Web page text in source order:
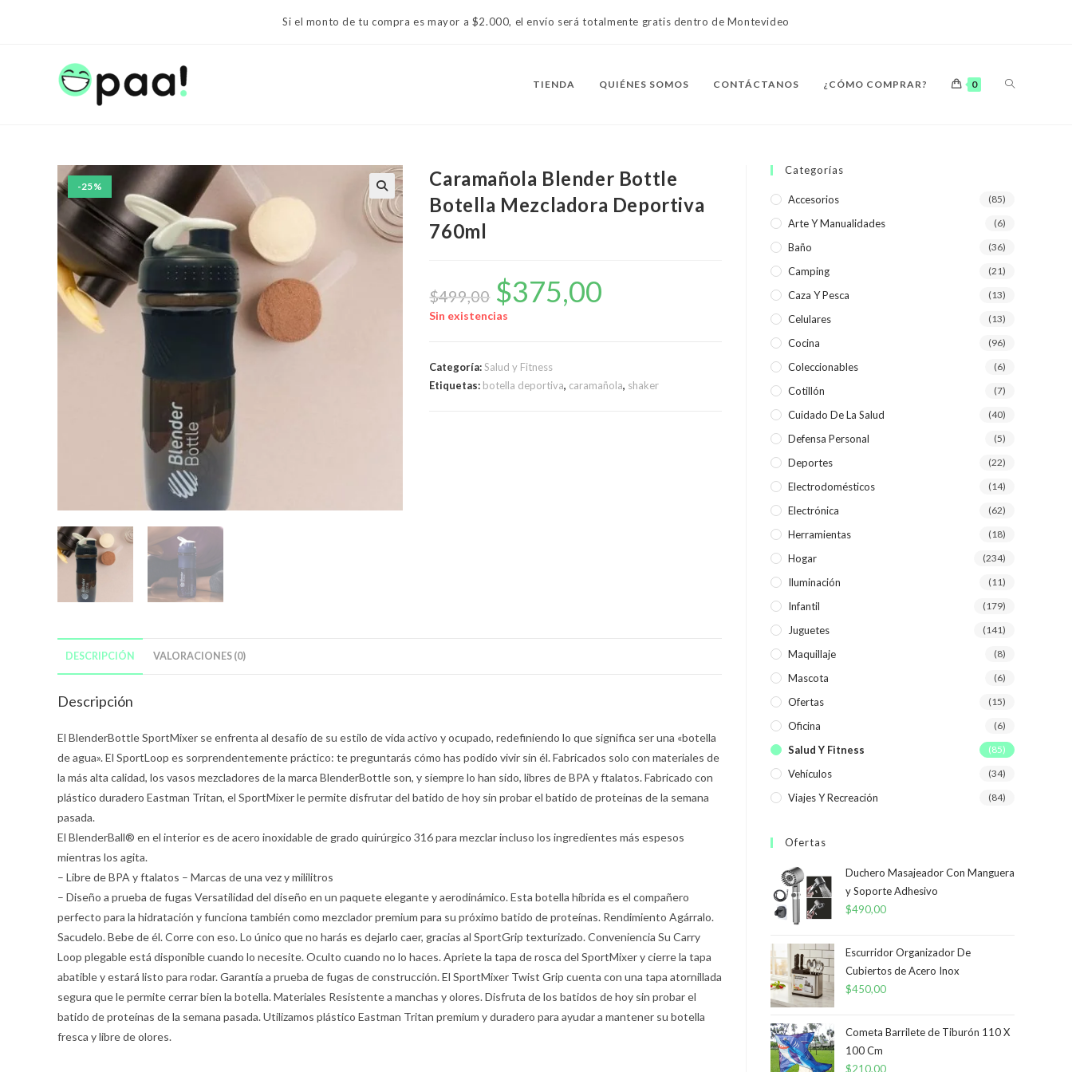
Si el monto de tu compra es mayor a $2.000, el envío será totalmente gratis dentro de Montevideo
TIENDA QUIÉNES SOMOS CONTÁCTANOS ¿CÓMO COMPRAR? 0 ALTERNAR
DE
LA
-25%
Caramañola Blender Bottle
Botella Mezcladora Deportiva
760ml
$499,00
El
precio
original
era:
$375,00
Sin existencias
Categoría:Salud y Fitness
Etiquetas: botella deportiva, caramañola, shaker
DESCRIPCIÓN VALORACIONES (0)
Descripción
El BlenderBottle SportMixer se enfrenta al desafío de su estilo de vida activo y ocupado, redefiniendo lo que significa ser una «botella
de agua». El SportLoop es sorprendentemente práctico: te preguntarás cómo has podido vivir sin él. Fabricados solo con materiales de
la más alta calidad, los vasos mezcladores de la marca BlenderBottle son, y siempre lo han sido, libres de BPA y ftalatos. Fabricado con
plástico duradero Eastman Tritan, el SportMixer le permite disfrutar del batido de hoy sin probar el batido de proteínas de la semana
pasada.
El BlenderBall® en el interior es de acero inoxidable de grado quirúrgico 316 para mezclar incluso los ingredientes más espesos
mientras los agita.
– Libre de BPA y ftalatos – Marcas de una vez y mililitros
– Diseño a prueba de fugas Versatilidad del diseño en un paquete elegante y aerodinámico. Esta botella híbrida es el compañero
perfecto para la hidratación y funciona también como mezclador premium para su próximo batido de proteínas. Rendimiento Agárralo.
Sacudelo. Bebe de él. Corre con eso. Lo único que no harás es dejarlo caer, gracias al SportGrip texturizado. Conveniencia Su Carry
Loop plegable está disponible cuando lo necesite. Oculto cuando no lo haces. Apriete la tapa de rosca del SportMixer y cierre la tapa
abatible y estará listo para rodar. Garantía a prueba de fugas de construcción. El SportMixer Twist Grip cuenta con una tapa atornillada
segura que le permite cerrar bien la botella. Materiales Resistente a manchas y olores. Disfruta de los batidos de hoy sin probar el
batido de proteínas de la semana pasada. Utilizamos plástico Eastman Tritan premium y duradero para ayudar a mantener su botella
fresca y libre de olores.
Categorías
Accesorios (85)
Arte Y Manualidades (6)
Baño (36)
Camping (21)
Caza Y Pesca (13)
Celulares (13)
Cocina (96)
Coleccionables (6)
Cotillón (7)
Cuidado De La Salud (40)
Defensa Personal (5)
Deportes (22)
Electrodomésticos (14)
Electrónica (62)
Herramientas (18)
Hogar (234)
Iluminación (11)
Infantil (179)
Juguetes (141)
Maquillaje (8)
Mascota (6)
Ofertas (15)
Oficina (6)
Salud Y Fitness (85)
Vehículos (34)
Viajes Y Recreación (84)
Ofertas
Duchero Masajeador Con Manguera
y Soporte Adhesivo
$490,00
Escurridor Organizador De
Cubiertos de Acero Inox
$450,00
Cometa Barrilete de Tiburón 110 X
100 Cm
$210,00